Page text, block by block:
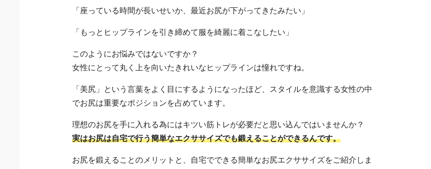
「座っている時間が長いせいか、最近お尻が下がってきたみたい」
「もっとヒップラインを引き締めて服を綺麗に着こなしたい」
このようにお悩みではないですか？
女性にとって丸く上を向いたきれいなヒップラインは憧れですね。
「美尻」という言葉をよく目にするようになったほど、スタイルを意識する女性の中
でお尻は重要なポジションを占めています。
理想のお尻を手に入れる為にはキツい筋トレが必要だと思い込んではいませんか？
実はお尻は自宅で行う簡単なエクササイズでも鍛えることができるんです。
お尻を鍛えることのメリットと、自宅でできる簡単なお尻エクササイズをご紹介しま